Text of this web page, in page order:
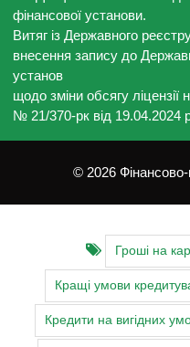
фінансової установи.
Витяг із Державного
внесення запису до
установ
щодо зміни обсягу ліцензії
№ 21/370-рк від 19.04.2024
© 2026
Гроші на
Кращі умови
Кредити на вигідних